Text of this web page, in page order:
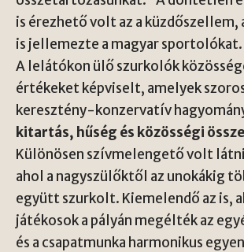
is érezhető volt az a küzdőszellem,
is jellemezte a magyar sportolókat.
A lelátókon ülő szurkolók
értékeket képviselt, amelyek
keresztény-konzervatív
kitartás, hűség és közösségi
Különösen szívmelengető volt
ahol a nagyszülőktől az unokákig
együtt szurkolt. Kiemelendő az is,
játékosok a pályán megélték az
és a csapatmunka harmonikus